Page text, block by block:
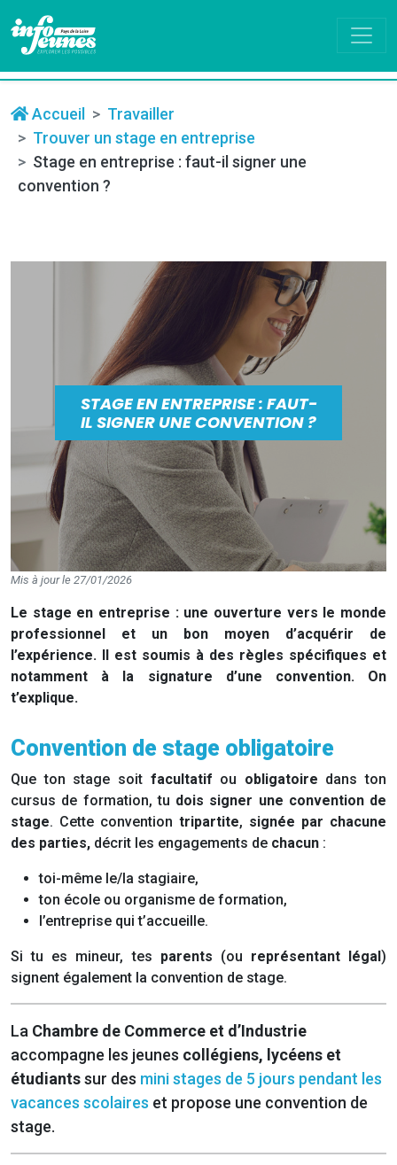
Accueil
Travailler
Trouver un stage en entreprise
Stage en entreprise : faut-il signer une
convention ?
STAGE EN ENTREPRISE : FAUT-
IL SIGNER UNE CONVENTION ?
Mis à jour le 27/01/2026
Le stage en entreprise : une ouverture vers le monde
professionnel et un bon moyen d’acquérir de
l’expérience. Il est soumis à des règles spécifiques et
notamment à la signature d’une convention.
On
t’explique.
Convention de stage obligatoire
Que ton stage soit facultatif ou obligatoire dans ton
cursus de formation, tu dois signer une convention de
stage. Cette convention tripartite, signée par chacune
des parties, décrit les engagements de chacun :
toi-même le/la stagiaire,
ton école ou organisme de formation,
l’entreprise qui t’accueille.
Si tu es mineur, tes parents (ou représentant légal )
signent également la convention de stage.
La Chambre de Commerce et d’Industrie
accompagne les jeunes collégiens, lycéens et
étudiantssur des mini stages de 5 jours pendant les
vacances scolaires et propose une convention de
stage.